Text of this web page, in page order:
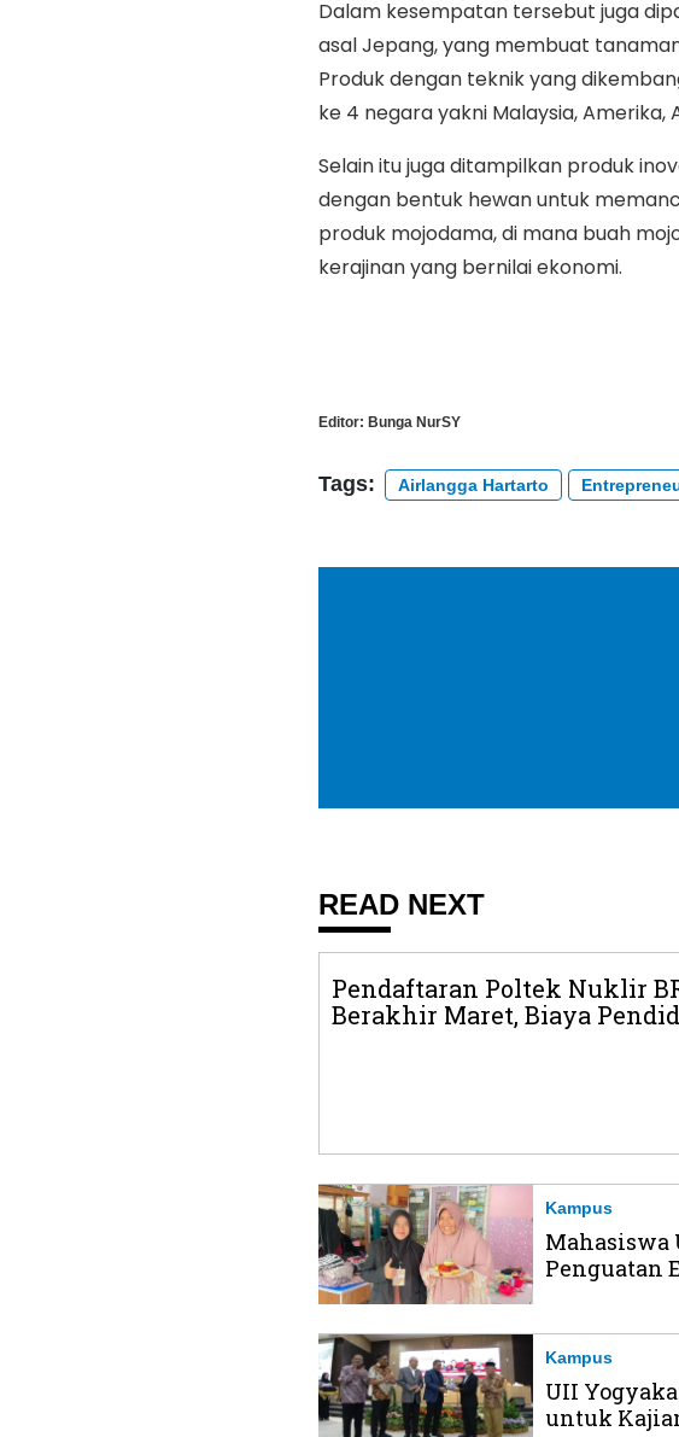
Dalam kesempatan tersebut juga
asal Jepang, yang membuat
Produk dengan teknik yang
ke 4 negara yakni Malaysia, Amerika,
Selain itu juga ditampilkan produk
dengan bentuk hewan untuk
produk mojodama, di mana buah
kerajinan yang bernilai ekonomi.
Editor: Bunga NurSY
Tags: Airlangga Hartarto
READ NEXT
Pendaftaran Poltek Nuklir
Berakhir Maret, Biaya
Kampus
Mahasiswa
Penguatan
Kampus
UII
untuk